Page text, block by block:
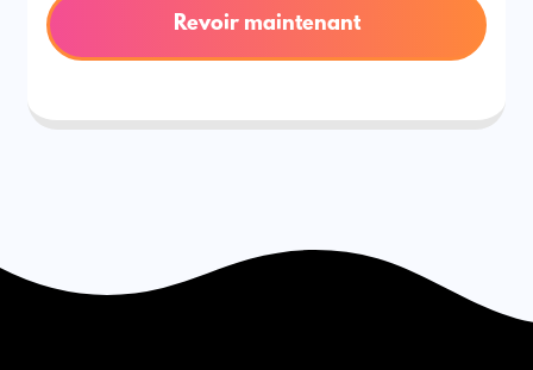
Revoir maintenant